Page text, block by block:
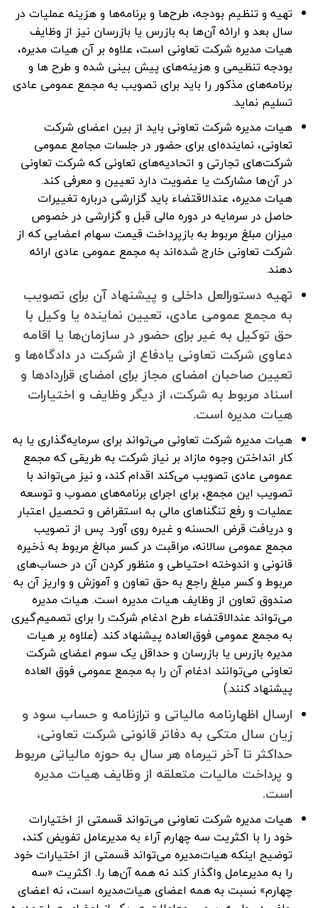
تهیه و تنظیم بودجه، طرح‌ها و برنامه‌ها و هزینه عملیات در
سال بعد و ارائه آن‌ها به بازرس یا بازرسان نیز از وظایف
هیات مدیره شرکت تعاونی است، علاوه بر آن هیات مدیره،
بودجه تنظیمی و هزینه‌های پیش بینی شده و طرح ها و
برنامه‌های مذکور را باید برای تصویب به مجمع عمومی عادی
تسلیم نماید.
هیات مدیره شرکت تعاونی باید از بین اعضای شرکت
تعاونی، نماینده‌ای برای حضور در جلسات مجامع عمومی
شرکت‌های تجارتی و اتحادیه‌های تعاونی که شرکت تعاونی
در آن‌ها مشارکت یا عضویت دارد تعیین و معرفی کند.
هیات مدیره، عندالاقتضاء باید گزارشی درباره تغییرات
حاصل در سرمایه در دوره مالی قبل و گزارشی در خصوص
میزان مبلغ مربوط به بازپرداخت قیمت سهام اعضایی که از
شرکت تعاونی خارج شده‌اند به مجمع عمومی عادی ارائه
دهند.
تهیه دستورالعل داخلی و پیشنهاد آن برای تصویب
به مجمع عمومی عادی، تعیین نماینده یا وکیل با
حق توکیل به غیر برای حضور در سازمان‌ها یا اقامه
دعاوی شرکت تعاونی یادفاع از شرکت در دادگاه‌ها و
تعیین صاحبان امضای مجاز برای امضای قراردادها و
اسناد مربوط به شرکت، از دیگر وظایف و اختیارات
هیات مدیره است.
هیات مدیره شرکت تعاونی می‌تواند برای سرمایه‌گذاری یا به
کار انداختن وجوه مازاد بر نیاز شرکت به طریقی که مجمع
عمومی عادی تصویب می‌کند اقدام کند، و نیز می‌تواند با
تصویب این مجمع، برای اجرای برنامه‌های مصوب و توسعه
عملیات و رفع تنگناهای مالی به استقراض و تحصیل اعتبار
و دریافت قرض الحسنه و غیره روی آورد. پس از تصویب
مجمع عمومی سالانه، مراقبت در کسر مبالغ مربوط به ذخیره
قانونی و اندوخته احتیاطی و منظور کردن آن در حساب‌های
مربوط و کسر مبلغ راجع به حق تعاون و آموزش و واریز آن به
صندوق تعاون از وظایف هیات مدیره است. هیات مدیره
می‌تواند عندالاقتضاء طرح ادغام شرکت را برای تصمیم‌گیری
به مجمع عمومی فوق‌العاده پیشنهاد کند. (علاوه بر هیات
مدیره بازرس یا بازرسان و حداقل یک سوم اعضای شرکت
تعاونی می‌توانند ادغام آن را به مجمع عمومی فوق العاده
پیشنهاد کنند.)
ارسال اظهارنامه مالیاتی و ترازنامه و حساب سود و
زیان سال متکی به دفاتر قانونی شرکت تعاونی،
حداکثر تا آخر تیرماه هر سال به حوزه مالیاتی مربوط
و پرداخت مالیات متعلقه از وظایف هیات مدیره
است.
هیات مدیره شرکت تعاونی می‌تواند قسمتی از اختیارات
خود را با اکثریت سه چهارم آراء به مدیرعامل تفویض کند،
توضیح اینکه هیات‌مدیره می‌تواند قسمتی از اختیارات خود
را به مدیرعامل واگذار کند نه همه آن‌ها را. اکثریت «سه
چهارم» نسبت به همه اعضای هیات‌مدیره است، نه اعضای